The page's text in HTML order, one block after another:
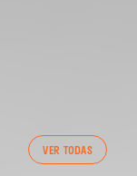
VER TODAS
8/2026